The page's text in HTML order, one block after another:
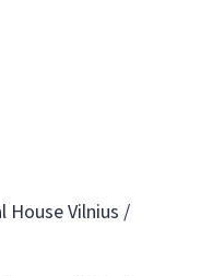
Vilnius /